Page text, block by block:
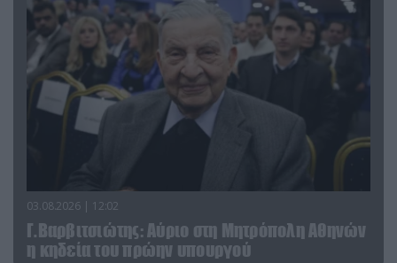
03.08.2026 | 12:02
Γ.Βαρβιτσιώτης: Aύριο στη Μητρόπολη Αθηνών
η κηδεία του πρώην υπουργού